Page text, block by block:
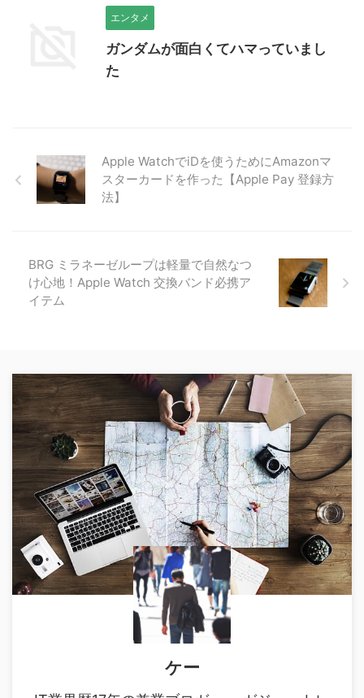
エンタメ
ガンダムが面白くてハマっていまし
た
Apple WatchでiDを使うためにAmazonマ
スターカードを作った【Apple Pay 登録方
法】
BRG ミラネーゼループは軽量で自然なつ
け心地！Apple Watch 交換バンド必携ア
イテム
ケー